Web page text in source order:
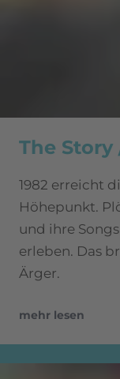
The Story
1982 erreicht
Höhepunkt.
und ihre
erleben. Das
Ärger.
mehr lesen